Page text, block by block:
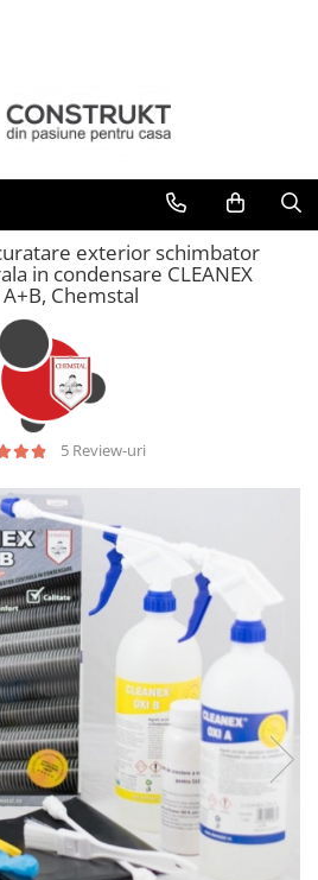
sobe
lichid
de
/ gaz
exterior schimbator
in condensare CLEANEX
A+B, Chemstal
5 Review-uri